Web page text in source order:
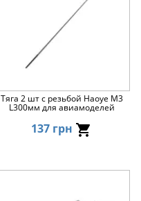
Тяга 2 шт с резьбой Haoye M3
L300мм для авиамоделей
137 грн